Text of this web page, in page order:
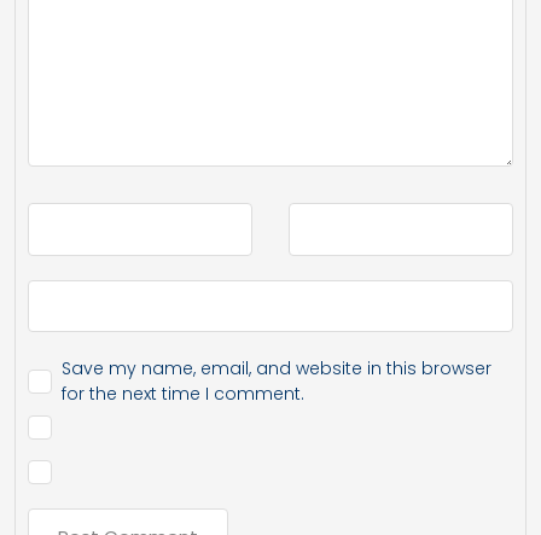
Save my name, email, and website in this browser
for the next time I comment.